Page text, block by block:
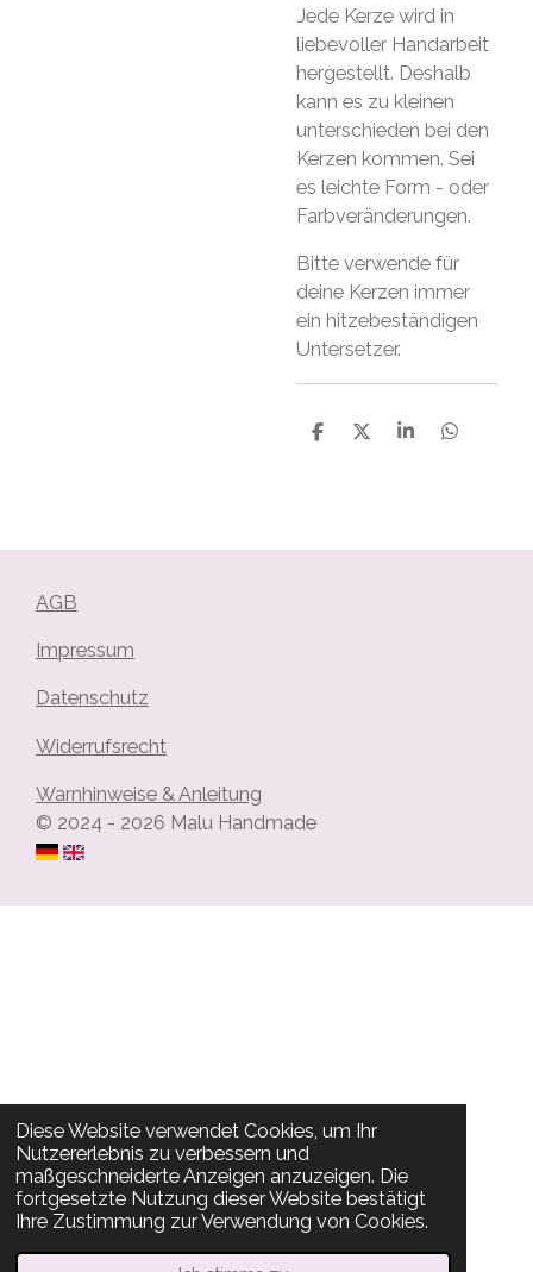
Diese Website verwendet Cookies, um Ihr
Nutzererlebnis zu verbessern und
maßgeschneiderte Anzeigen anzuzeigen. Die
fortgesetzte Nutzung dieser Website bestätigt
Ihre Zustimmung zur Verwendung von Cookies.
Jede Kerze wird in
liebevoller Handarbeit
hergestellt. Deshalb
kann es zu kleinen
unterschieden bei den
Kerzen kommen. Sei
es leichte Form - oder
Farbveränderungen.
Bitte verwende für
deine Kerzen immer
ein hitzebeständigen
Untersetzer.
T
T
T
T
AGB
Impressum
Datenschutz
Widerrufsrecht
Warnhinweise & Anleitung
© 2024 - 2026 Malu Handmade